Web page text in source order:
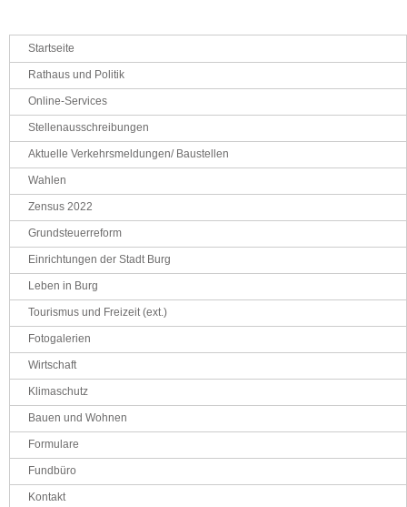
Navigation
überspringen
Startseite
Rathaus und Politik
Online-Services
Stellenausschreibungen
Aktuelle Verkehrsmeldungen/ Baustellen
Wahlen
Zensus 2022
Grundsteuerreform
Einrichtungen der Stadt Burg
Leben in Burg
Tourismus und Freizeit (ext.)
Fotogalerien
Wirtschaft
Klimaschutz
Bauen und Wohnen
Formulare
Fundbüro
Kontakt